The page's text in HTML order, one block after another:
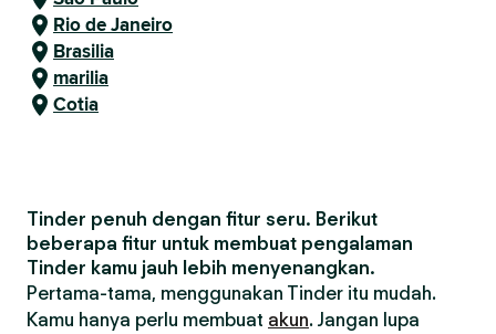
Rio de Janeiro
Brasilia
marilia
Cotia
Tinder penuh dengan fitur seru. Berikut
beberapa fitur untuk membuat pengalaman
Tinder kamu jauh lebih menyenangkan.
Pertama-tama, menggunakan Tinder itu mudah.
Kamu hanya perlu membuat akun. Jangan lupa